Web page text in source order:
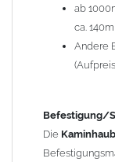
Typ 07
Aufpreis von
Shop
Die Typen
1,5mm
1,5mm
ab
ca.
Andere
Befestigung/
Die